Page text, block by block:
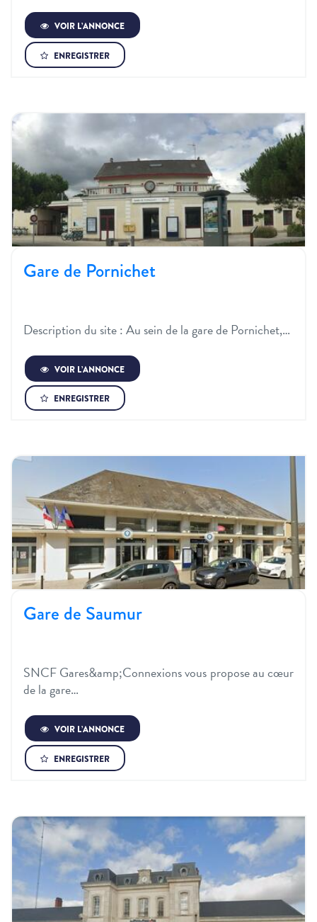
VOIR L’ANNONCE
ENREGISTRER
Gare de Pornichet
Description du site :​ Au sein de la gare de Pornichet,…
VOIR L’ANNONCE
ENREGISTRER
Gare de Saumur
SNCF Gares&amp;Connexions vous propose au cœur
de la gare…
VOIR L’ANNONCE
ENREGISTRER